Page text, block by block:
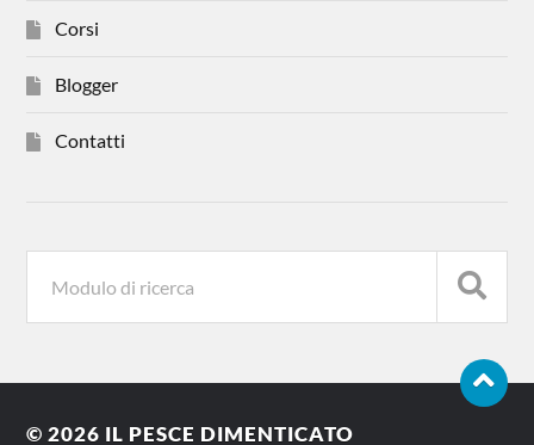
Corsi
Blogger
Contatti
© 2026 IL PESCE DIMENTICATO